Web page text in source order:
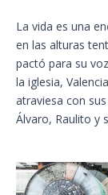
La vida es una
en las alturas
pactó para su
la iglesia,
atraviesa con
Álvaro, Raulito y